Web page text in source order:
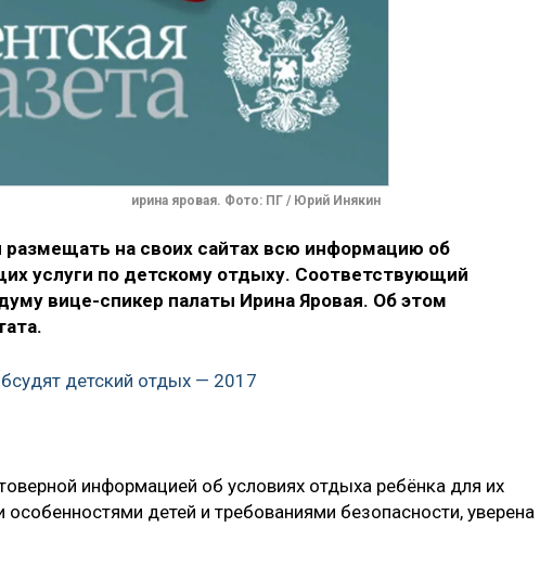
ирина яровая. Фото: ПГ / Юрий Инякин
на своих сайтах всю информацию об
услуги по детскому отдыху. Соответствующий
вице-спикер палаты Ирина Яровая. Об этом
детский отдых — 2017
информацией об условиях отдыха ребёнка для их
детей и требованиями безопасности, уверена